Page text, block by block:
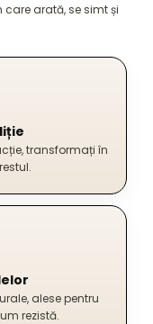
care arată, se simt și
transformați în
alese pentru
rezistă.